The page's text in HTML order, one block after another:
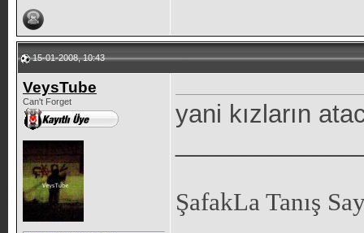
15-01-2008, 10:43
VeysTube
Can't Forget
yani kızların
ŞafakLa Tanış